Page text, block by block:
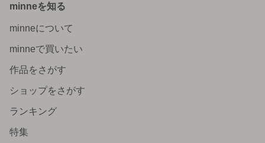
minneを知る
minneについて
minneで買いたい
作品をさがす
ショップをさがす
ランキング
特集